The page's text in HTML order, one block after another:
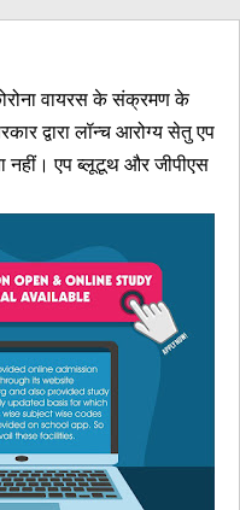
वायरस के संक्रमण के
द्वारा लॉन्च आरोग्य सेतु एप
नहीं। एप ब्लूटूथ और जीपीएस